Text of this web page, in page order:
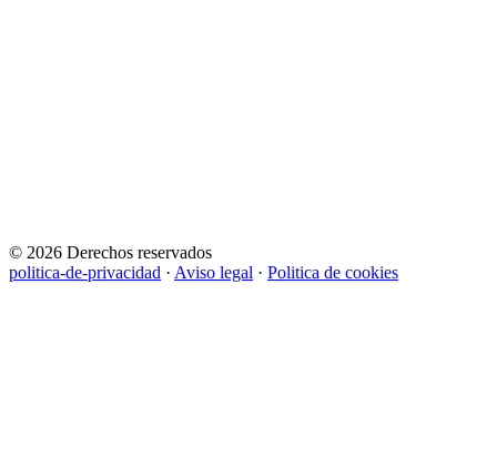
© 2026 Derechos reservados
politica-de-privacidad · Aviso legal · Politica de cookies